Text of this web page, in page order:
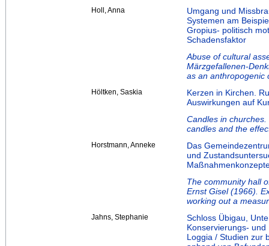
Holl, Anna
Umgang und
Systemen am
Gropius- politisch
Schadensfaktor
Abuse of cultural
Märzgefallenen-
as an anthropogenic
Höltken, Saskia
Kerzen in Kirchen.
Auswirkungen auf
Candles in
candles and the
Horstmann, Anneke
Das
und
The community hall
Ernst Gisel (1966).
working out a
Jahns, Stephanie
Schloss Übigau,
Konservierungs-
Loggia / Studien zur